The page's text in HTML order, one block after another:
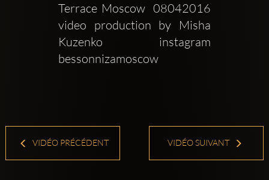
Terrace Moscow  08042016
video production by Misha
Kuzenko instagram
bessonnizamoscow
VIDÉO PRÉCÉDENT VIDÉO SUIVANT